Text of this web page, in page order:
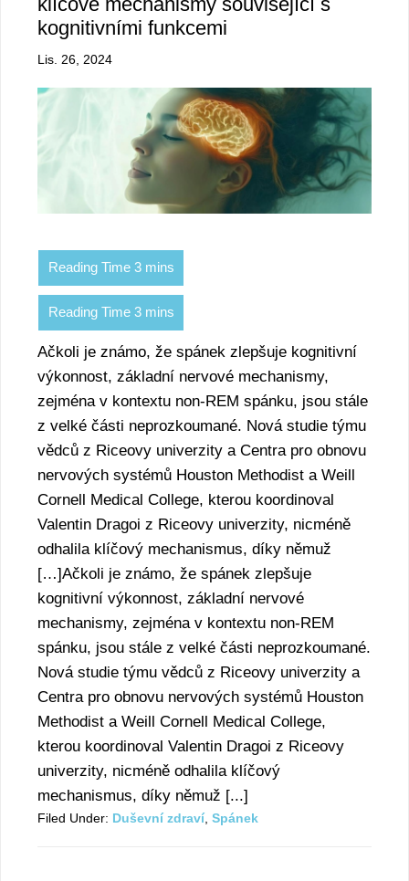
kognitivními funkcemi
Lis. 26, 2024
Ačkoli je známo, že spánek zlepšuje kognitivní
výkonnost, základní nervové mechanismy,
zejména v kontextu non-REM spánku, jsou stále
z velké části neprozkoumané. Nová studie týmu
vědců z Riceovy univerzity a Centra pro obnovu
nervových systémů Houston Methodist a Weill
Cornell Medical College, kterou koordinoval
Valentin Dragoi z Riceovy univerzity, nicméně
odhalila klíčový mechanismus, díky němuž
[…]Ačkoli je známo, že spánek zlepšuje
kognitivní výkonnost, základní nervové
mechanismy, zejména v kontextu non-REM
spánku, jsou stále z velké části neprozkoumané.
Nová studie týmu vědců z Riceovy univerzity a
Centra pro obnovu nervových systémů Houston
Methodist a Weill Cornell Medical College,
kterou koordinoval Valentin Dragoi z Riceovy
univerzity, nicméně odhalila klíčový
mechanismus, díky němuž [...]
Filed Under: Duševní zdraví Spánek